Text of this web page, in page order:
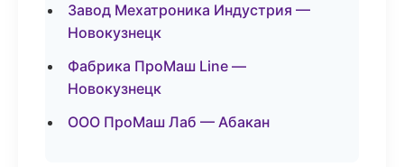
Завод Мехатроника Индустрия —
Новокузнецк
Фабрика ПроМаш Line —
Новокузнецк
ООО ПроМаш Лаб — Абакан